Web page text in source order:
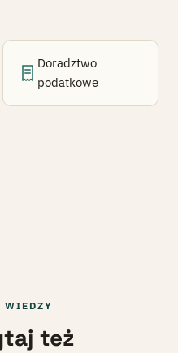
Doradztwo
podatkowe
WIEDZY
też